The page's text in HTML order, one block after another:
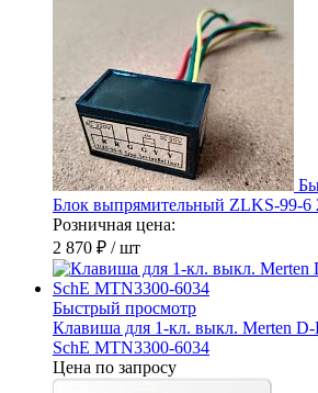
Блок выпрямительный ZLKS-99-6
Розничная цена:
2 870 ₽ / шт
Быстрый просмотр
Клавиша для 1-кл. выкл. Merten
SchE MTN3300-6034
Цена по запросу